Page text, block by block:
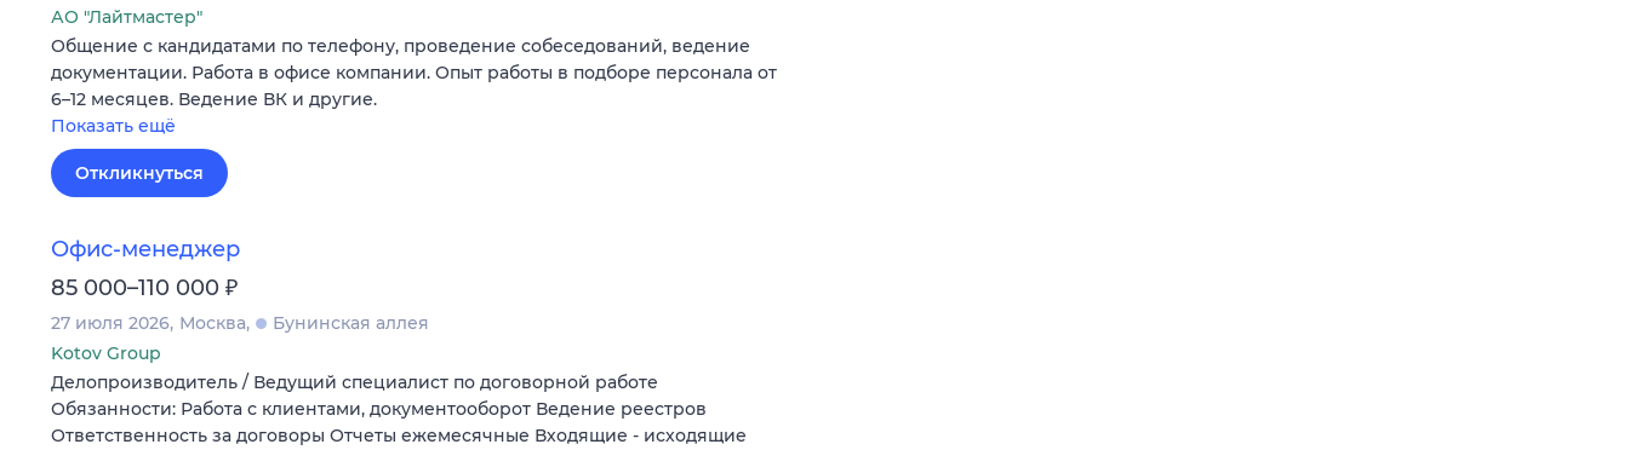
АО "Лайтмастер"
Общение с кандидатами по телефону, проведение собеседований, ведение
документации. Работа в офисе компании. Опыт работы в подборе персонала от
6–12 месяцев. Ведение ВК и другие.
Показать ещё
Откликнуться
Офис-менеджер
85 000–110 000 ₽
27 июля 2026 Москва
Бунинская аллея
Kotov Group
Делопроизводитель / Ведущий специалист по договорной работе
Обязанности: Работа с клиентами, документооборот Ведение реестров
Ответственность за договоры Отчеты ежемесячные Входящие - исходящие